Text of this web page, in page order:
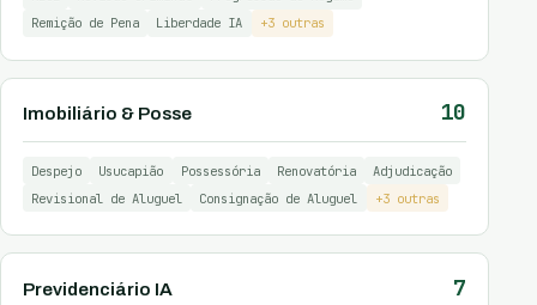
Remição de Pena
Liberdade IA +3 outras
Imobiliário & Posse 10
Despejo Usucapião Possessória Renovatória
Adjudicação
Revisional de Aluguel
Consignação de Aluguel +3 outras
Previdenciário IA 7